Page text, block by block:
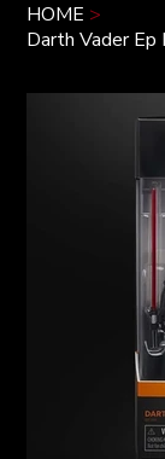
HOME >
Darth Vader